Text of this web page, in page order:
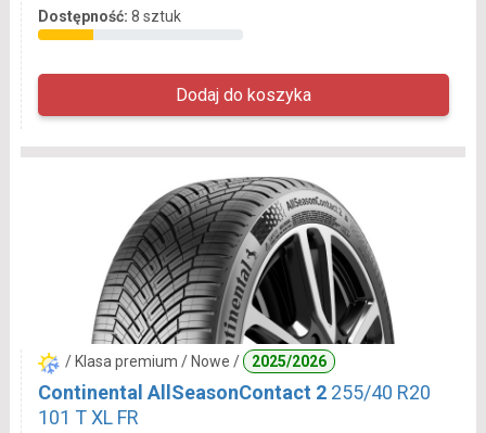
Dostępność: 8 sztuk
/ Klasa premium / Nowe / 2025/2026
Continental AllSeasonContact 2 255/40 R20
101 T XL FR